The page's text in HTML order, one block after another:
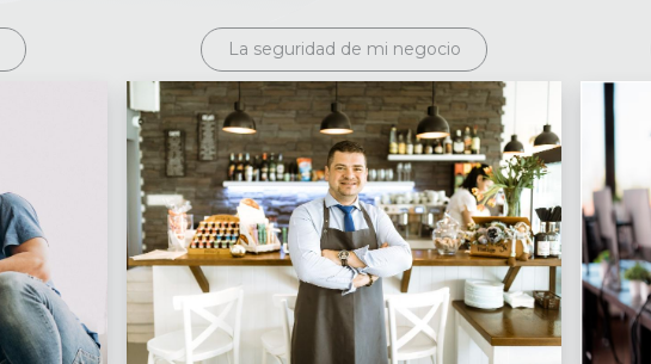
La seguridad de mi negocio